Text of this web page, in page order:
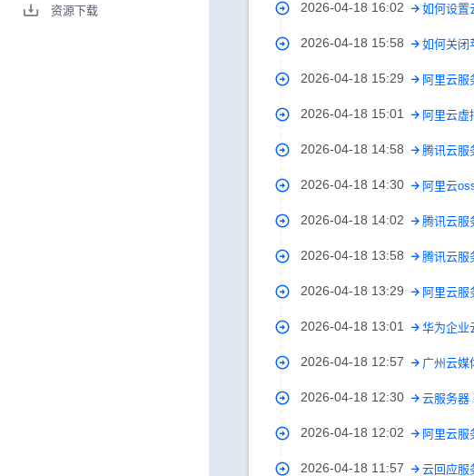
资源下载 2026-04-18 16:02 如何设置
2026-04-18 15:58 如何关闭
2026-04-18 15:29 阿里云服
2026-04-18 15:01 阿里云虚
2026-04-18 14:58 腾讯云服
2026-04-18 14:30 阿里云
2026-04-18 14:02 腾讯云服
2026-04-18 13:58 腾讯云服
2026-04-18 13:29 阿里云服
2026-04-18 13:01 华为企业
2026-04-18 12:57 广州云媒
2026-04-18 12:30 云服务器
2026-04-18 12:02 阿里云服
2026-04-18 11:57 云回应服